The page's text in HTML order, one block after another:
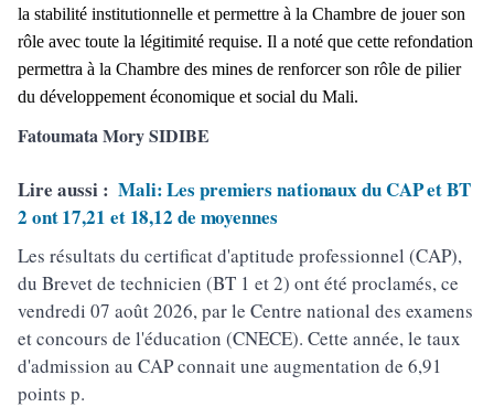
la stabilité institutionnelle et permettre à la Chambre de jouer son
rôle avec toute la légitimité requise. Il a noté que cette refondation
permettra à la Chambre des mines de renforcer son rôle de pilier
du développement économique et social du Mali.
Fatoumata Mory SIDIBE
Lire aussi : Mali: Les premiers nationaux du CAP et BT
2 ont 17,21 et 18,12 de moyennes
Les résultats du certificat d'aptitude professionnel (CAP),
du Brevet de technicien (BT 1 et 2) ont été proclamés, ce
vendredi 07 août 2026, par le Centre national des examens
et concours de l'éducation (CNECE). Cette année, le taux
d'admission au CAP connait une augmentation de 6,91
points p.